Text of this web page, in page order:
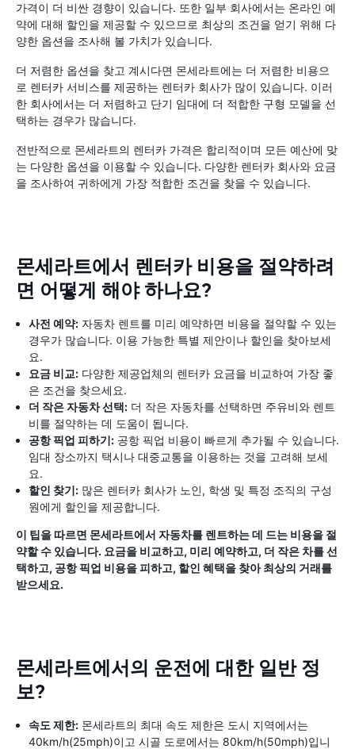
가격이 더 비싼 경향이 있습니다. 또한 일부 회사에서는 온라인 예
약에 대해 할인을 제공할 수 있으므로 최상의 조건을 얻기 위해 다
양한 옵션을 조사해 볼 가치가 있습니다.
더 저렴한 옵션을 찾고 계시다면 몬세라트에는 더 저렴한 비용으
로 렌터카 서비스를 제공하는 렌터카 회사가 많이 있습니다. 이러
한 회사에서는 더 저렴하고 단기 임대에 더 적합한 구형 모델을 선
택하는 경우가 많습니다.
전반적으로 몬세라트의 렌터카 가격은 합리적이며 모든 예산에 맞
는 다양한 옵션을 이용할 수 있습니다. 다양한 렌터카 회사와 요금
을 조사하여 귀하에게 가장 적합한 조건을 찾을 수 있습니다.
몬세라트에서 렌터카 비용을 절약하려
면 어떻게 해야 하나요?
사전 예약: 자동차 렌트를 미리 예약하면 비용을 절약할 수 있는
경우가 많습니다. 이용 가능한 특별 제안이나 할인을 찾아보세
요.
요금 비교: 다양한 제공업체의 렌터카 요금을 비교하여 가장 좋
은 조건을 찾으세요.
더 작은 자동차 선택: 더 작은 자동차를 선택하면 주유비와 렌트
비를 절약하는 데 도움이 됩니다.
공항 픽업 피하기: 공항 픽업 비용이 빠르게 추가될 수 있습니다.
임대 장소까지 택시나 대중교통을 이용하는 것을 고려해 보세
요.
할인 찾기: 많은 렌터카 회사가 노인, 학생 및 특정 조직의 구성
원에게 할인을 제공합니다.
이 팁을 따르면 몬세라트에서 자동차를 렌트하는 데 드는 비용을 절
약할 수 있습니다. 요금을 비교하고, 미리 예약하고, 더 작은 차를 선
택하고, 공항 픽업 비용을 피하고, 할인 혜택을 찾아 최상의 거래를
받으세요.
몬세라트에서의 운전에 대한 일반 정
보?
속도 제한: 몬세라트의 최대 속도 제한은 도시 지역에서는
40km/h(25mph)이고 시골 도로에서는 80km/h(50mph)입니